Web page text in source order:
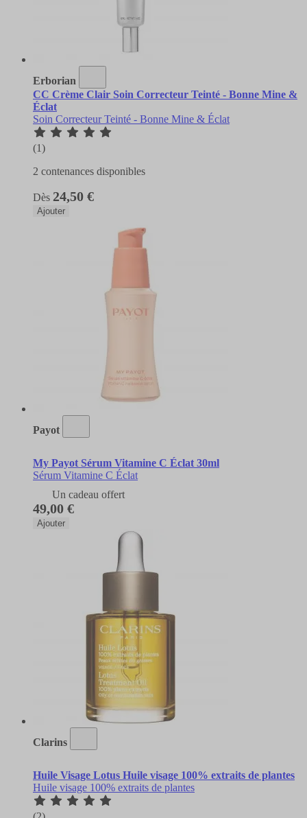
Erborian
CC Crème Clair Soin Correcteur Teinté - Bonne Mine &
Éclat
Soin Correcteur Teinté - Bonne Mine & Éclat
(1)
2 contenances disponibles
Dès 24,50 €
Ajouter
Payot
My Payot Sérum Vitamine C Éclat 30ml
Sérum Vitamine C Éclat
Un cadeau offert
49,00 €
Ajouter
Clarins
Huile Visage Lotus Huile visage 100% extraits de plantes
Huile visage 100% extraits de plantes